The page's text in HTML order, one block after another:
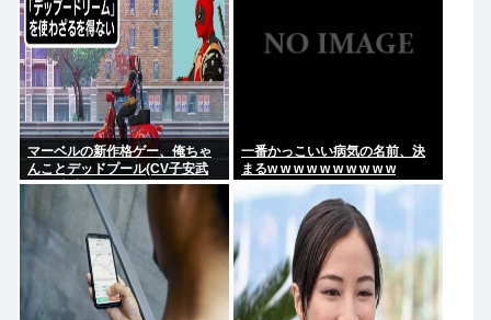
マーベルの新作格ゲー、俺ちゃ
んことデッドプール(CV子安武
人)が安定のやりたい放題で話題
一番かっこいい病気の名前、決
まるw w w w w w w w w w